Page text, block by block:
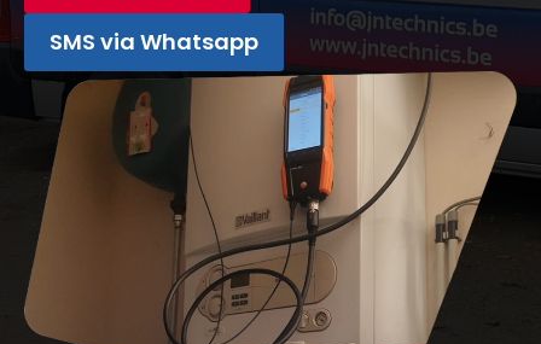
SMS via Whatsapp